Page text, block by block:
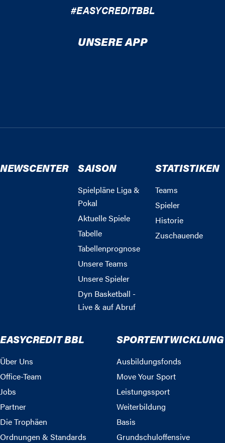
#EASYCREDITBBL
UNSERE APP
NEWSCENTER SAISON
Spielpläne Liga &
Pokal
Aktuelle Spiele
Tabelle
Tabellenprognose
Unsere Teams
Unsere Spieler
Dyn Basketball -
Live & auf Abruf
STATISTIKEN
Teams
Spieler
Historie
Zuschauende
EASYCREDIT BBL
Über Uns
Office-Team
Jobs
Partner
Die Trophäen
Ordnungen & Standards
SPORTENTWICKLUNG
Ausbildungsfonds
Move Your Sport
Leistungssport
Weiterbildung
Basis
Grundschuloffensive